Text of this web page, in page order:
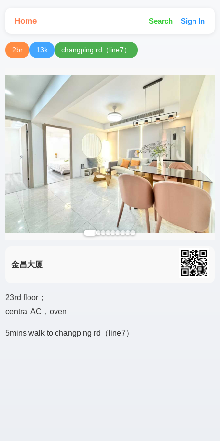
Home Search Sign In
2br 13k changping rd（line7）
金昌大厦
23rd floor；
central AC，oven
5mins walk to changping rd（line7）